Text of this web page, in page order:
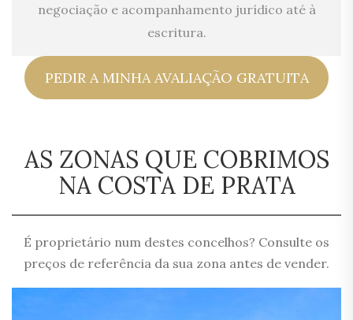
negociação e acompanhamento jurídico até à
escritura.
PEDIR A MINHA AVALIAÇÃO GRATUITA
AS ZONAS QUE COBRIMOS
NA COSTA DE PRATA
É proprietário num destes concelhos? Consulte os
preços de referência da sua zona antes de vender.